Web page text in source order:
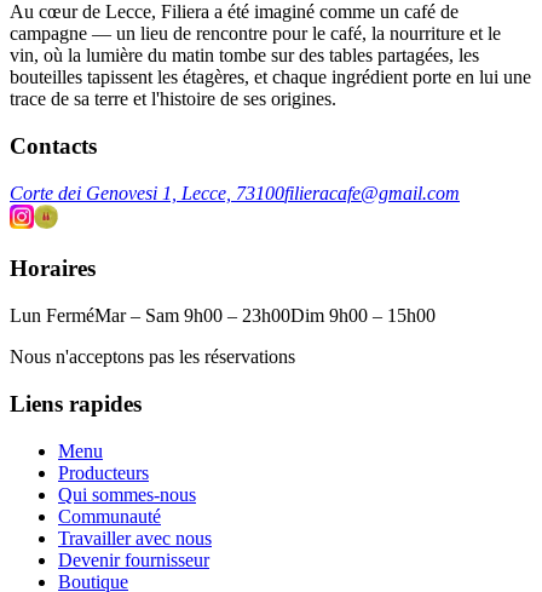
Au cœur de Lecce, Filiera a été imaginé comme un café de
campagne — un lieu de rencontre pour le café, la nourriture et le
vin, où la lumière du matin tombe sur des tables partagées, les
bouteilles tapissent les étagères, et chaque ingrédient porte en lui une
trace de sa terre et l'histoire de ses origines.
Contacts
Corte dei Genovesi 1, Lecce, 73100filieracafe@gmail.com
Horaires
Lun FerméMar – Sam 9h00 – 23h00Dim 9h00 – 15h00
Nous n'acceptons pas les réservations
Liens rapides
Menu
Producteurs
Qui sommes-nous
Communauté
Travailler avec nous
Devenir fournisseur
Boutique